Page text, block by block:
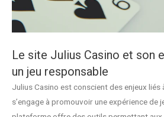
Le site Julius Casino et son
un jeu responsable
Julius Casino est conscient des enjeux liés
s’engage à promouvoir une expérience de